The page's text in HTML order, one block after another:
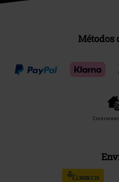
Métodos